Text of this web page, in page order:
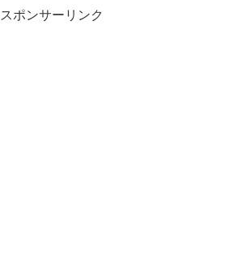
スポンサーリンク